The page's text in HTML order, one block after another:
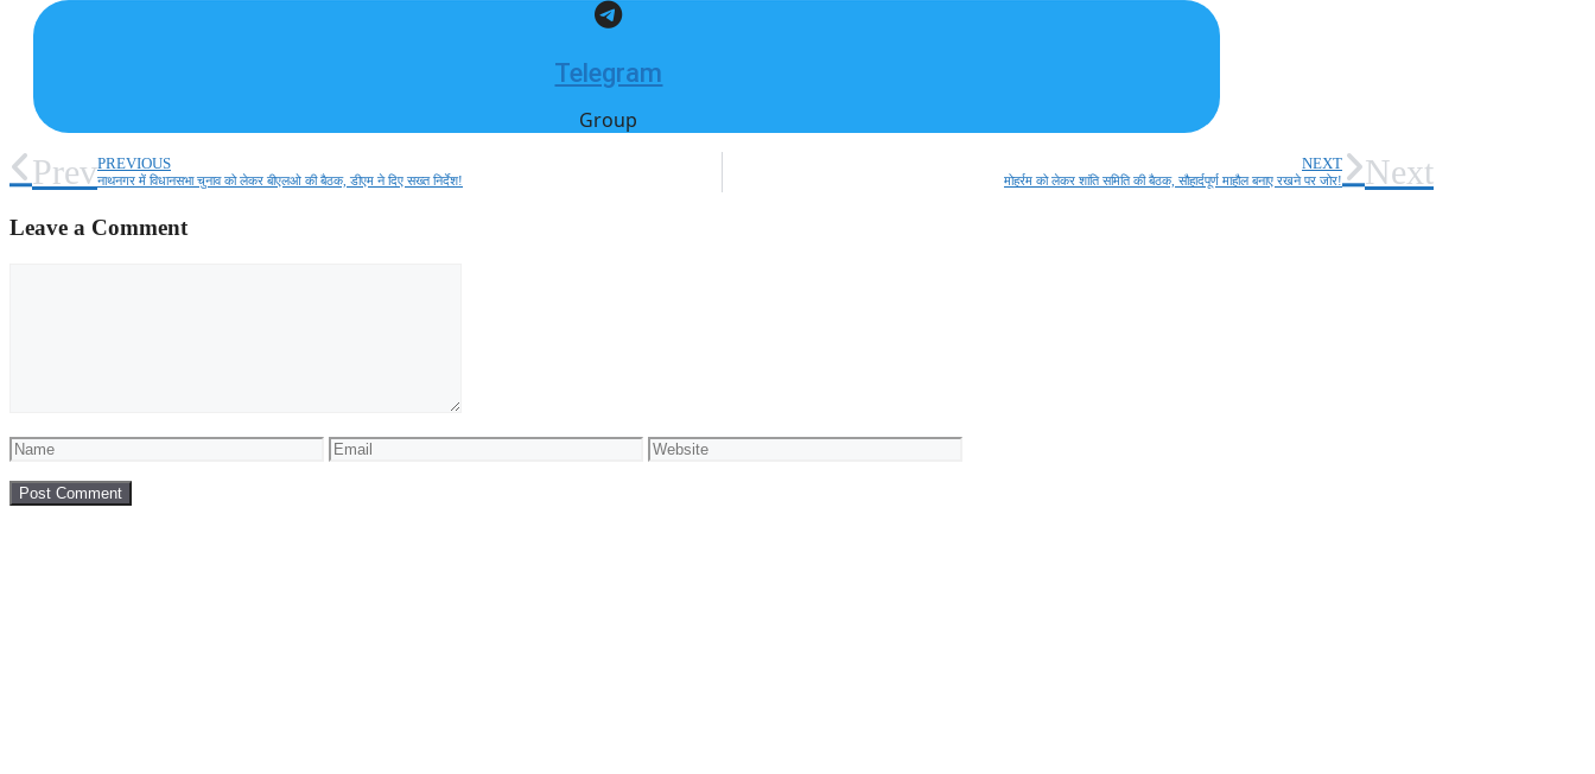
Telegram
Group
PrevPREVIOUS
नाथनगर में विधानसभा चुनाव को लेकर बीएलओ की बैठक, डीएम ने दिए सख्त निर्देश!
NEXT
मोहर्रम को लेकर शांति समिति की बैठक, सौहार्दपूर्ण माहौल बनाए रखने पर जोर! Next
Leave a Comment
Name Email Website